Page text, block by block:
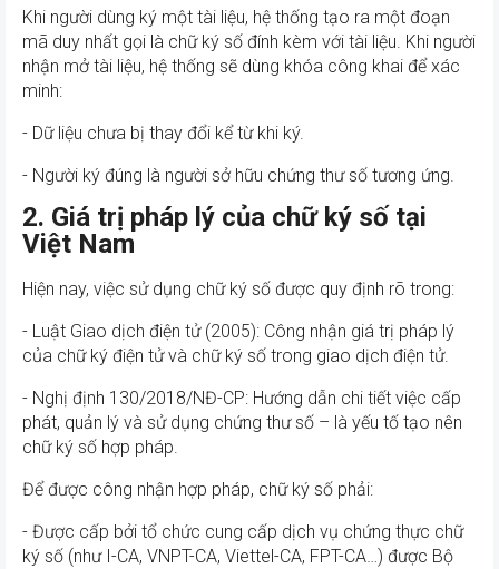
Khi người dùng ký một tài liệu, hệ thống tạo ra một đoạn
mã duy nhất gọi là chữ ký số đính kèm với tài liệu. Khi người
nhận mở tài liệu, hệ thống sẽ dùng khóa công khai để xác
minh:
- Dữ liệu chưa bị thay đổi kể từ khi ký.
- Người ký đúng là người sở hữu chứng thư số tương ứng.
2. Giá trị pháp lý của chữ ký số tại
Việt Nam
Hiện nay, việc sử dụng chữ ký số được quy định rõ trong:
- Luật Giao dịch điện tử (2005): Công nhận giá trị pháp lý
của chữ ký điện tử và chữ ký số trong giao dịch điện tử.
- Nghị định 130/2018/NĐ-CP: Hướng dẫn chi tiết việc cấp
phát, quản lý và sử dụng chứng thư số – là yếu tố tạo nên
chữ ký số hợp pháp.
Để được công nhận hợp pháp, chữ ký số phải:
- Được cấp bởi tổ chức cung cấp dịch vụ chứng thực chữ
ký số (như I-CA, VNPT-CA, Viettel-CA, FPT-CA…) được Bộ